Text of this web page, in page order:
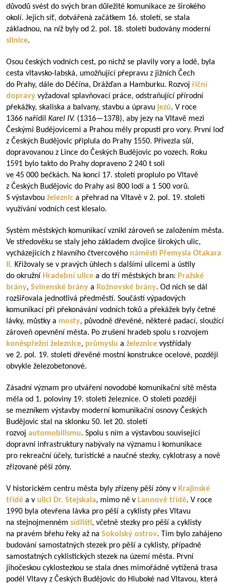
důvodů svést do svých bran důležité komunikace ze širokého
okolí. Jejich síť, dotvářená začátkem 16. století, se stala
základnou, na níž byly od 2. pol. 18. století budovány moderní
silnice.
Osou českých vodních cest, po nichž se plavily vory a lodě, byla
cesta vltavsko-labská, umožňující přepravu z jižních Čech
do Prahy, dále do Děčína, Drážďan a Hamburku. Rozvoj říční
dopravy vyžadoval splavňovací práce, odstraňující přírodní
překážky, skaliska a balvany, stavbu a úpravu jezů. V roce
1366 nařídil Karel IV. (1316—1378), aby jezy na Vltavě mezi
Českými Budějovicemi a Prahou měly propusti pro vory. První loď
z Českých Budějovic připlula do Prahy 1550. Přivezla sůl,
dopravovanou z Lince do Českých Budějovic po vozech. Roku
1591 bylo takto do Prahy dopraveno 2 240 t soli
ve 45 000 bečkách. Na konci 17. století proplulo po Vltavě
z Českých Budějovic do Prahy asi 800 lodí a 1 500 vorů.
S výstavbou železnic a přehrad na Vltavě v 2. pol. 19. století
využívání vodních cest klesalo.
Systém městských komunikací vznikl zároveň se založením města.
Ve středověku se staly jeho základem dvojice širokých ulic,
vycházejících z hlavního čtvercového náměstí Přemysla Otakara
II. Křižovaly se v pravých úhlech s dalšími ulicemi a ústily
do okružní Hradební ulice a do tří městských bran: Pražské
brány, Svinenské brány a Rožnovské brány. Od nich se dál
rozšiřovala jednotlivá předměstí. Součástí výpadových
komunikací při překonávání vodních toků a překážek byly četné
lávky, můstky a mosty, původně dřevěné, některé padací, sloužící
zároveň opevnění města. Po zrušení hradeb spolu s rozvojem
koněspřežní železnice, průmyslu a železnice vystřídaly
ve 2. pol. 19. století dřevěné mostní konstrukce ocelové, později
obvykle železobetonové.
Zásadní význam pro utváření novodobé komunikační sítě města
měla od 1. poloviny 19. století železnice. O století později
se mezníkem výstavby moderní komunikační osnovy Českých
Budějovic stal na sklonku 50. let 20. století
rozvoj automobilismu. Spolu s ním a výstavbou související
dopravní infrastruktury nabývaly na významu i komunikace
pro rekreační účely, turistické a naučné stezky, cyklotrasy a nově
zřizované pěší zóny.
V historickém centru města byly zřízeny pěší zóny v Krajinské
třídě a v ulici Dr. Stejskala, mimo ně v Lannově třídě. V roce
1990 byla otevřena lávka pro pěší a cyklisty přes Vltavu
na stejnojmenném sídlišti, včetně stezky pro pěší a cyklisty
na pravém břehu řeky až na Sokolský ostrov. Tím bylo zahájeno
budování samostatných stezek pro pěší a cyklisty, případně
samostatných cyklistických stezek na území města. První
jihočeskou cyklostezkou se stala dnes mimořádně vytížená trasa
podél Vltavy z Českých Budějovic do Hluboké nad Vltavou, která